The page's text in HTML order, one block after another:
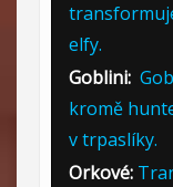
elfy.
Goblini:
kromě
v trpaslíky.
Orkové: